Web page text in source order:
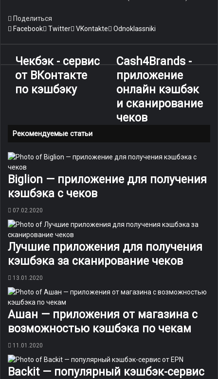
Поделиться
Facebook
Twitter VKontakte Odnoklassniki
Чекбэк - сервис
от ВКонтакте
по кэшбэку
Cash4Brands -
приложение
онлайн кэшбэк
и сканирование
чеков
Рекомендуемые статьи
Biglion — приложение для получения
кэшбэка с чеков
07.02.2020
Лучшие приложения для получения
кэшбэка за сканирование чеков
13.01.2020
Ашан — приложения от магазина с
возможностью кэшбэка по чекам
11.01.2020
Backit — популярный кэшбэк-сервис